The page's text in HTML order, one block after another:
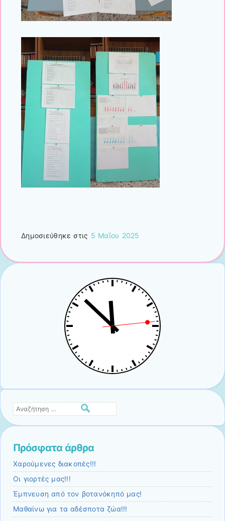
Δημοσιεύθηκε στις 5 Μαΐου 2025
Αναζήτηση
Πρόσφατα άρθρα
Χαρούμενες διακοπές!!!
Οι γιορτές μας!!!
Έμπνευση από τον βοτανόκηπό μας!
Μαθαίνω για τα αδέσποτα ζώα!!!